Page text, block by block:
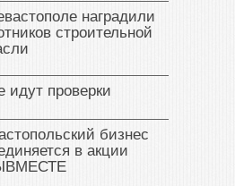
наградили
строительной
идут проверки
бизнес
в акции